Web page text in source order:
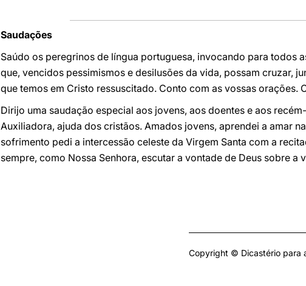
Saudações
Saúdo os peregrinos de língua portuguesa, invocando para todos
que, vencidos pessimismos e desilusões da vida, possam cruzar,
que temos em Cristo ressuscitado. Conto com as vossas orações.
Dirijo uma saudação especial aos jovens, aos doentes e aos
Auxiliadora, ajuda dos cristãos. Amados jovens, aprendei a amar
sofrimento pedi a intercessão celeste da Virgem Santa com a
sempre, como Nossa Senhora, escutar a vontade de Deus sobre a
Copyright © Dicastério para